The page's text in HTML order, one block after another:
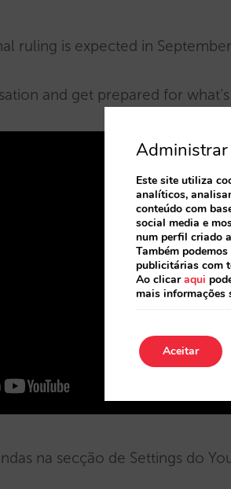
ruling is expected in
and get prepared for
na secção de Settings do
Este site utiliza
analíticos,
conteúdo com
social media e
num perfil criado
Também
publicitárias com
Ao clicaraqui
mais informações
Aceitar